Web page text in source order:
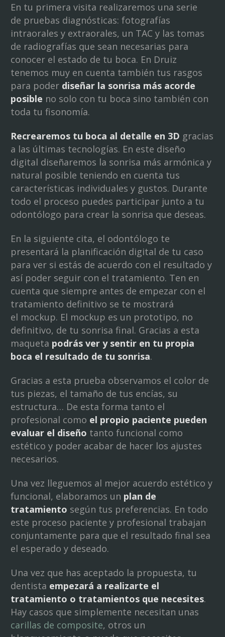
En tu primera visita realizaremos una serie
de pruebas diagnósticas: fotografías
intraorales y extraorales, un TAC y las tomas
de radiografías que sean necesarias para
conocer el estado de tu boca. En Druiz
tenemos muy en cuenta también tus rasgos
para poder diseñar la sonrisa más acorde
posible no solo con tu boca sino también con
toda tu fisonomía.
Recrearemos tu boca al detalle en 3D gracias
a las últimas tecnologías. En este diseño
digital diseñaremos la sonrisa más armónica y
natural posible teniendo en cuenta tus
características individuales y gustos. Durante
todo el proceso puedes participar junto a tu
odontólogo para crear la sonrisa que deseas.
En la siguiente cita, el odontólogo te
presentará la planificación digital de tu caso
para ver si estás de acuerdo con el resultado y
así poder seguir con el tratamiento. Ten en
cuenta que siempre antes de empezar con el
tratamiento definitivo se te mostrará
el mockup. El mockup es un prototipo, no
definitivo, de tu sonrisa final. Gracias a esta
maqueta podrás ver y sentir en tu propia
boca el resultado de tu sonrisa.
Gracias a esta prueba observamos el color de
tus piezas, el tamaño de tus encías, su
estructura… De esta forma tanto el
profesional como el propio paciente pueden
evaluar el diseño tanto funcional como
estético y poder acabar de hacer los ajustes
necesarios.
Una vez lleguemos al mejor acuerdo estético y
funcional, elaboramos un plan de
tratamiento según tus preferencias. En todo
este proceso paciente y profesional trabajan
conjuntamente para que el resultado final sea
el esperado y deseado.
Una vez que has aceptado la propuesta, tu
dentista empezará a realizarte el
tratamiento o tratamientos que necesites.
Hay casos que simplemente necesitan unas
carillas de composite, otros un